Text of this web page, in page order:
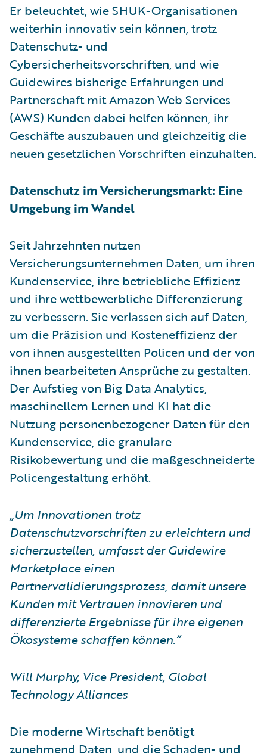
Er beleuchtet, wie SHUK-Organisationen
weiterhin innovativ sein können, trotz
Datenschutz- und
Cybersicherheitsvorschriften, und wie
Guidewires bisherige Erfahrungen und
Partnerschaft mit Amazon Web Services
(AWS) Kunden dabei helfen können, ihr
Geschäfte auszubauen und gleichzeitig die
neuen gesetzlichen Vorschriften einzuhalten.
Datenschutz im Versicherungsmarkt: Eine
Umgebung im Wandel
Seit Jahrzehnten nutzen
Versicherungsunternehmen Daten, um ihren
Kundenservice, ihre betriebliche Effizienz
und ihre wettbewerbliche Differenzierung
zu verbessern. Sie verlassen sich auf Daten,
um die Präzision und Kosteneffizienz der
von ihnen ausgestellten Policen und der von
ihnen bearbeiteten Ansprüche zu gestalten.
Der Aufstieg von Big Data Analytics,
maschinellem Lernen und KI hat die
Nutzung personenbezogener Daten für den
Kundenservice, die granulare
Risikobewertung und die maßgeschneiderte
Policengestaltung erhöht.
„Um Innovationen trotz
Datenschutzvorschriften zu erleichtern und
sicherzustellen, umfasst der Guidewire
Marketplace einen
Partnervalidierungsprozess, damit unsere
Kunden mit Vertrauen innovieren und
differenzierte Ergebnisse für ihre eigenen
Ökosysteme schaffen können.“
Will Murphy, Vice President, Global
Technology Alliances
Die moderne Wirtschaft benötigt
zunehmend Daten, und die Schaden- und